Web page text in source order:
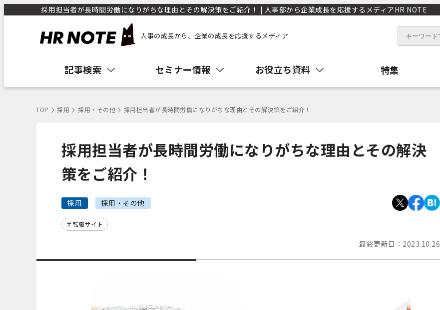
採用担当者が長時間労働になりがちな理由とその解決策をご紹介！ | 人事部から企業成長を応援するメディアHR NOTE
人事の成長から、企業の成長を応援するメディア
記事検索 セミナー情報 お役立ち資料 特集
TOP 採用 採用・その他 採用担当者が長時間労働になりがちな理由とその解決策をご紹介！
採用担当者が長時間労働になりがちな理由とその解決
策をご紹介！
採用 採用・その他
転職サイト
最終更新日： 2023.10.26